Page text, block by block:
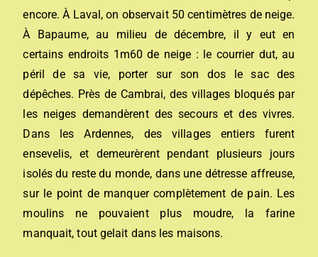
encore. À Laval, on observait 50 centimètres de neige.
À Bapaume, au milieu de décembre, il y eut en
certains endroits 1m60 de neige : le courrier dut, au
péril de sa vie, porter sur son dos le sac des
dépêches. Près de Cambrai, des villages bloqués par
les neiges demandèrent des secours et des vivres.
Dans les Ardennes, des villages entiers furent
ensevelis, et demeurèrent pendant plusieurs jours
isolés du reste du monde, dans une détresse affreuse,
sur le point de manquer complètement de pain. Les
moulins ne pouvaient plus moudre, la farine
manquait, tout gelait dans les maisons.